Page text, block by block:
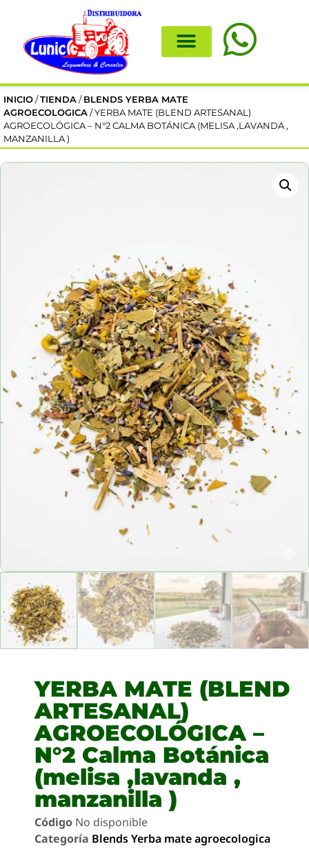
INICIO /TIENDA / BLENDS YERBA MATE
AGROECOLOGICA / YERBA MATE (BLEND ARTESANAL)
AGROECOLÓGICA – N°2 CALMA BOTÁNICA (MELISA ,LAVANDA ,
MANZANILLA )
YERBA MATE (BLEND
ARTESANAL)
AGROECOLÓGICA –
N°2 Calma Botánica
(melisa ,lavanda ,
manzanilla )
Código No disponible
Categoría Blends Yerba mate agroecologica